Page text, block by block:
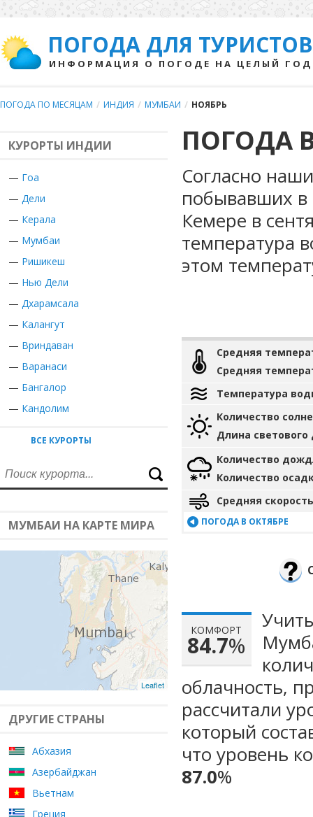
ПОГОДА ДЛЯ ТУРИСТОВ
ИНФОРМАЦИЯ О ПОГОДЕ НА ЦЕЛЫЙ ГОД
ПОГОДА ПО МЕСЯЦАМ / ИНДИЯ / МУМБАИ / НОЯБРЬ
КУРОРТЫ ИНДИИ
— Гоа
— Дели
— Керала
— Мумбаи
— Ришикеш
— Нью Дели
— Дхарамсала
— Калангут
— Вриндаван
— Варанаси
— Бангалор
— Кандолим
ВСЕ КУРОРТЫ
МУМБАИ НА КАРТЕ МИРА
Leaflet
ДРУГИЕ СТРАНЫ
Абхазия
Азербайджан
Вьетнам
Греция
ПОГОДА
Согласно
побывавших в
Кемере в
температура
этом
Средняя
Средняя
Температура
Количество
Длина светового
Количество
Количество
Средняя
ПОГОДА В ОКТЯБРЕ
КОМФОРТ
84.7%
облачность,
рассчитали
который
что уровень
87.0%